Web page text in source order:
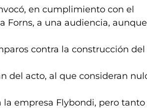
en cumplimiento con el
Forns, a una audiencia,
contra la construcción del
del acto, al que consideran
empresa Flybondi, pero tanto